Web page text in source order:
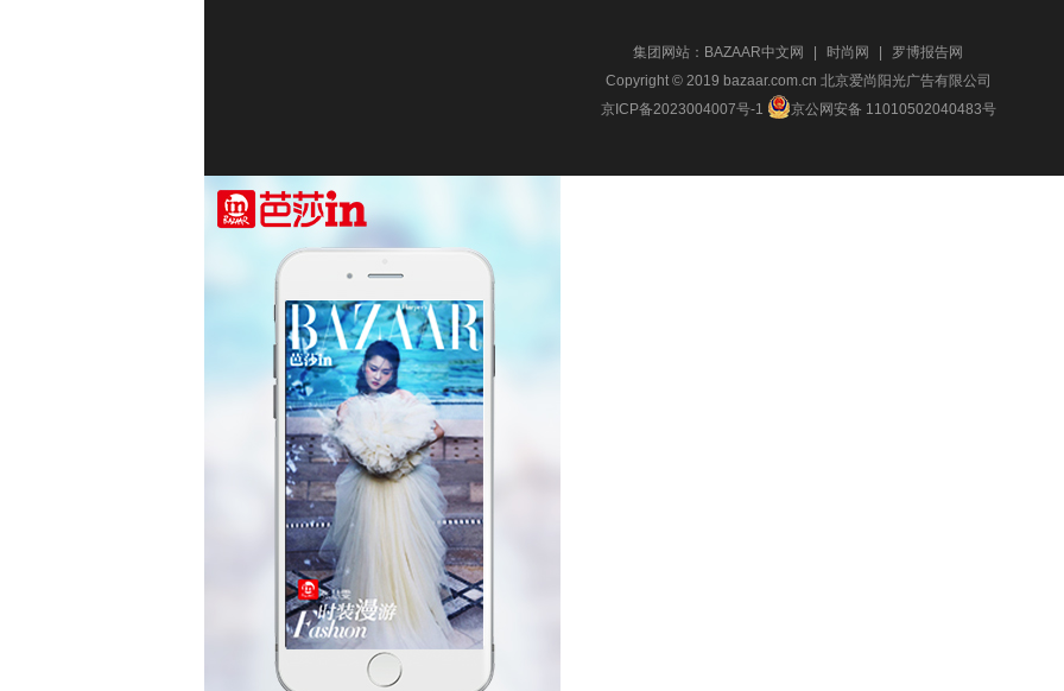
集团网站： BAZAAR中文网 时尚网
罗博报告网
Copyright © 2019 bazaar.com.cn 北京爱尚阳光广告有限公司
京ICP备2023004007号-1
京公网安备 11010502040483号